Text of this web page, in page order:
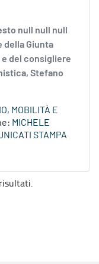
null null null
della Giunta
e del consigliere
Stefano
MOBILITÀ E
MICHELE
STAMPA